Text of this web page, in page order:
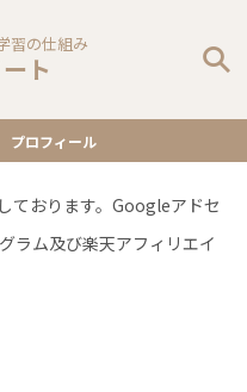
習の仕組み
ト
プロフィール
ております。Googleアドセ
ラム及び楽天アフィリエイ